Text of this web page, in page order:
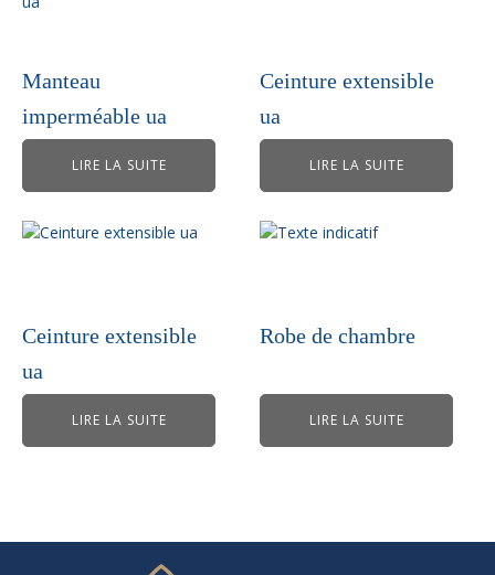
Manteau
imperméable ua
LIRE LA SUITE
Ceinture extensible
ua
LIRE LA SUITE
Ceinture extensible
ua
LIRE LA SUITE
Robe de chambre
LIRE LA SUITE